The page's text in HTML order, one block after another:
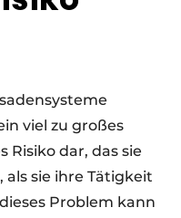
viel zu großes
Risiko dar, das sie
sie ihre Tätigkeit
Problem kann